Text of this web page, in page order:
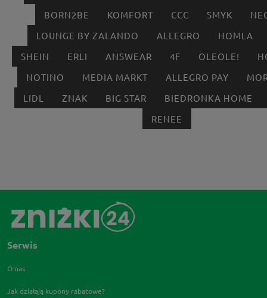
BORN2BE
KOMFORT CCC SMYK
LOUNGE BY ZALANDO
ALLEGRO
HOMLA
SHEIN
ERLI ANSWEAR 4F OLEOLE!
NOTINO
MEDIA MARKT ALLEGRO PAY
LIDL
ZNAK BIG STAR
BIEDRONKA HOME
RENEE
Serwis
O nas
Jak działają kupony rabatowe?